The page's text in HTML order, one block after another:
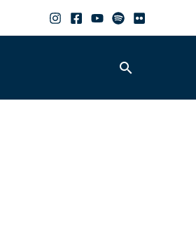
Pesquisar